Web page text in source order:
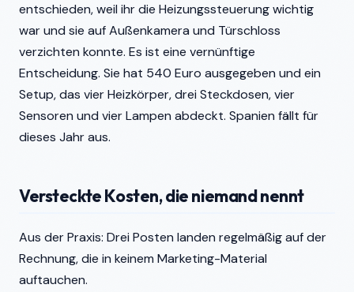
entschieden, weil ihr die Heizungssteuerung wichtig
war und sie auf Außenkamera und Türschloss
verzichten konnte. Es ist eine vernünftige
Entscheidung. Sie hat 540 Euro ausgegeben und ein
Setup, das vier Heizkörper, drei Steckdosen, vier
Sensoren und vier Lampen abdeckt. Spanien fällt für
dieses Jahr aus.
Versteckte Kosten, die niemand nennt
Aus der Praxis: Drei Posten landen regelmäßig auf der
Rechnung, die in keinem Marketing-Material
auftauchen.